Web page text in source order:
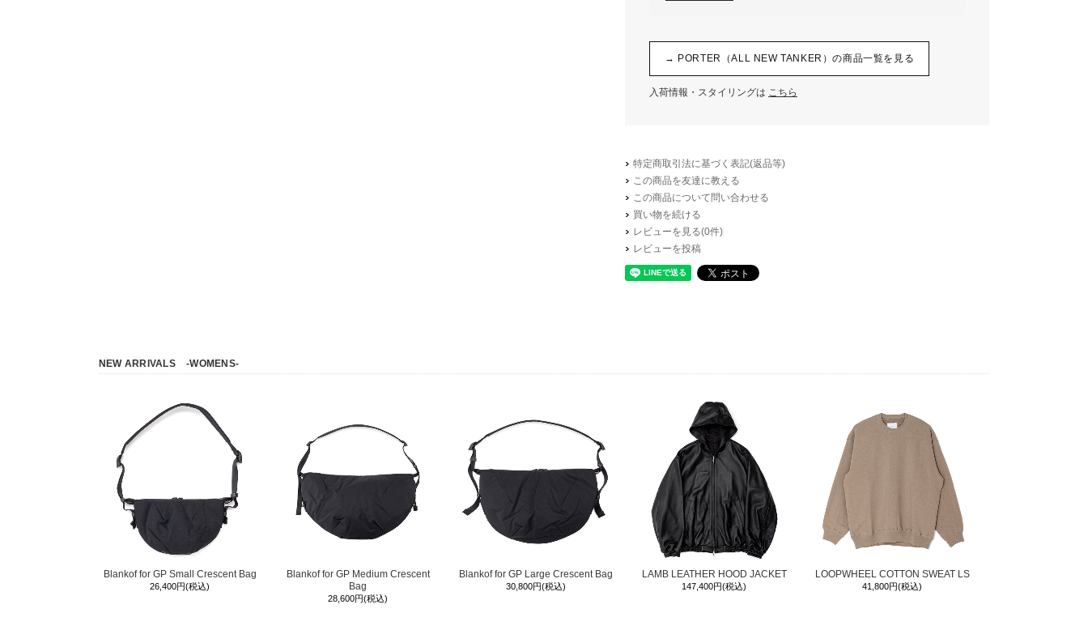
→ PORTER（ALL NEW TANKER）の商品一覧を見る
入荷情報・スタイリングは こちら
特定商取引法に基づく表記(返品等)
この商品を友達に教える
この商品について問い合わせる
買い物を続ける
レビューを見る(0件)
レビューを投稿
NEW ARRIVALS -WOMENS-
Blankof for GP Small Crescent Bag
26,400円(税込)
Blankof for GP Medium Crescent
Bag
28,600円(税込)
Blankof for GP Large Crescent Bag
30,800円(税込)
LAMB LEATHER HOOD JACKET
147,400円(税込)
LOOPWHEEL COTTON SWEAT LS
41,800円(税込)